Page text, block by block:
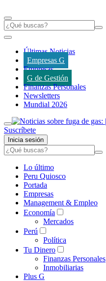
Últimas Noticias
Empresas G
Empresas
G de Gestión
Finanzas Personales
Newsletters
Mundial 2026
Suscríbete
Inicia sesión
Lo último
Peru Quiosco
Portada
Empresas
Management & Empleo
Economía
Mercados
Perú
Política
Tu Dinero
Finanzas Personales
Inmobiliarias
Plus G